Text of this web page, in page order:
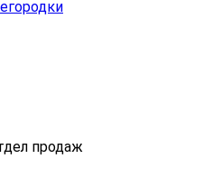
продаж